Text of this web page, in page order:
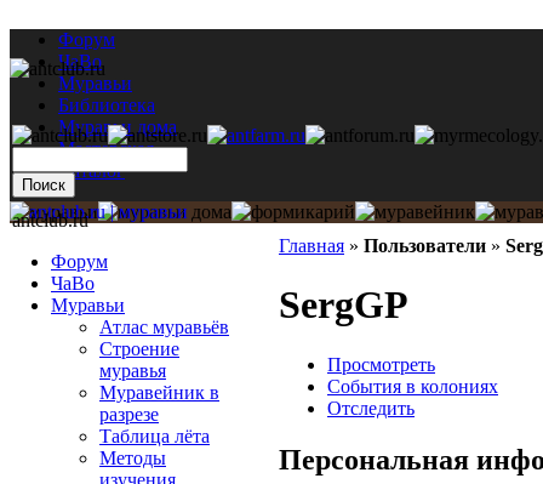
Форум
ЧаВо
Муравьи
Библиотека
Муравьи дома
Мастерская
Каталог
Главная » Пользователи »
SergGP
Просмотреть
События в колониях
Отследить
Персональная
antclub.ru
Форум
ЧаВо
Муравьи
Атлас муравьёв
Строение
муравья
Муравейник в
разрезе
Таблица лёта
Методы
изучения